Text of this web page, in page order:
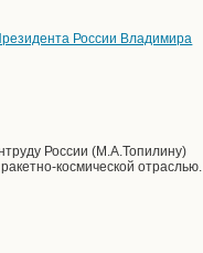
России Владимира
России (М.А.Топилину)
космической отраслью.